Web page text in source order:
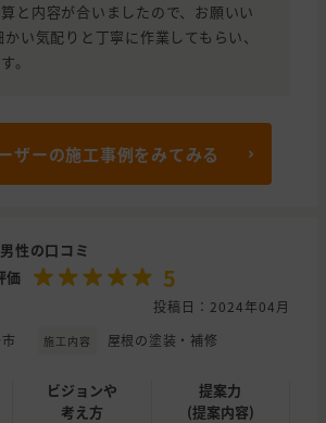
と内容が合いましたので、お願いい
い気配りと丁寧に作業してもらい、
。
ザーの施工事例をみてみる
性の口コミ
価
5
投稿日：2024年04月
施工内容 屋根の塗装・補修
ビジョンや
考え方
提案力
(提案内容)